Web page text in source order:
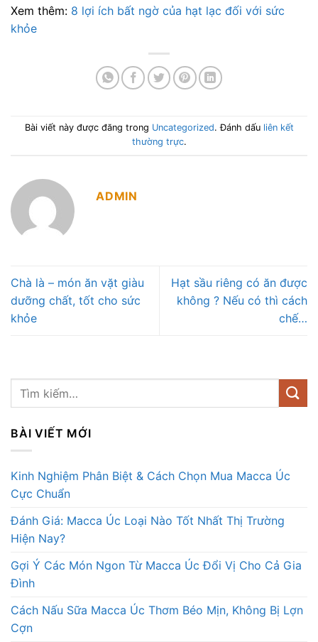
Xem thêm: 8 lợi ích bất ngờ của hạt lạc đối với sức
khỏe
Bài viết này được đăng trong Uncategorized. Đánh dấu liên kết
thường trực.
ADMIN
Chà là – món ăn vặt giàu
dưỡng chất, tốt cho sức
khỏe
Hạt sầu riêng có ăn được
không ? Nếu có thì cách
chế…
BÀI VIẾT MỚI
Kinh Nghiệm Phân Biệt & Cách Chọn Mua Macca Úc
Cực Chuẩn
Đánh Giá: Macca Úc Loại Nào Tốt Nhất Thị Trường
Hiện Nay?
Gợi Ý Các Món Ngon Từ Macca Úc Đổi Vị Cho Cả Gia
Đình
Cách Nấu Sữa Macca Úc Thơm Béo Mịn, Không Bị Lợn
Cợn